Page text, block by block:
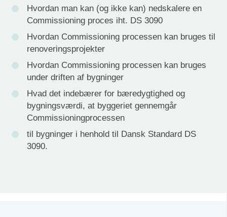
Hvordan man kan (og ikke kan) nedskalere en
Commissioning proces iht. DS 3090
Hvordan Commissioning processen kan bruges til
renoveringsprojekter
Hvordan Commissioning processen kan bruges
under driften af bygninger
Hvad det indebærer for bæredygtighed og
bygningsværdi, at byggeriet gennemgår
Commissioningprocessen
til bygninger i henhold til Dansk Standard DS
3090.